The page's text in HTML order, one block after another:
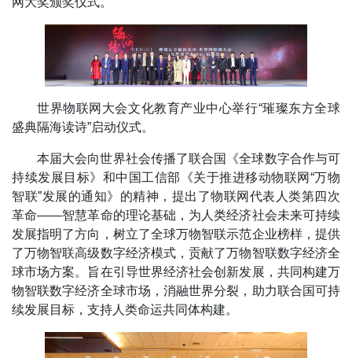
世界物联网大会文化教育产业中心举行“璀璨东方全球
盛典隔海读诗”启动仪式。
本届大会向世界社会传播了联合国《全球数字合作与可
持续发展目标》和中国工信部《关于推进移动物联网“万物
智联”发展的通知》的精神，提出了物联网代表人类第四次
革命——智慧革命的理论基础，为人类经济社会未来可持续
发展指明了方向，树立了全球万物智联示范企业榜样，提供
了万物智联高级数字经济模式，贡献了万物智联数字经济全
球市场方案。旨在引导世界经济社会创新发展，共同构建万
物智联数字经济全球市场，消融世界分裂，助力联合国可持
续发展目标，支持人类命运共同体构建。